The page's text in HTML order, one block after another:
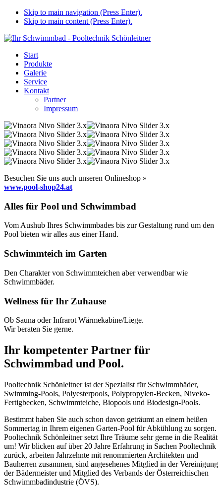
Skip to main navigation (Press Enter).
Skip to main content (Press Enter).
Start
Produkte
Galerie
Service
Kontakt
Partner
Impressum
Besuchen Sie uns auch unseren Onlineshop »
www.pool-shop24.at
Alles für Pool und Schwimmbad
Vom Aushub Ihres Schwimmbades bis zur Gestaltung rund um den
Pool bieten wir alles aus einer Hand.
Schwimmteich im Garten
Den Charakter von Schwimmteichen aber verwendbar wie
Schwimmbäder.
Wellness für Ihr Zuhause
Ob Sauna oder Infrarot Wärmekabine/Liege.
Wir beraten Sie gerne.
Ihr kompetenter Partner für
Schwimmbad und Pool.
Pooltechnik Schönleitner ist der Spezialist für Schwimmbäder,
Swimming-Pools, Polyesterpools, Polypropylen-Becken, Niveko-
Fertigbecken, Schwimmteiche, Biopools und Biodesign-Pools.
Bestimmt haben Sie auch schon davon geträumt an einem heißen
Sommertag in Ihrem eigenen Garten-Pool für Abkühlung zu sorgen.
Pooltechnik Schönleitner setzt Ihre Träume sehr gerne in die Realität
um! Wir blicken auf über 20 Jahre Erfahrung in Sachen Pooltechnik
zurück, arbeiten Jahrzehnte mit renommierten Architekten und
Bauherren zusammen, sind angesehenes Mitglied in der Vereinigung
der Bädermeister und Mitglied des Verbands der Österreichischen
Schwimmbadindustrie (ÖVS).